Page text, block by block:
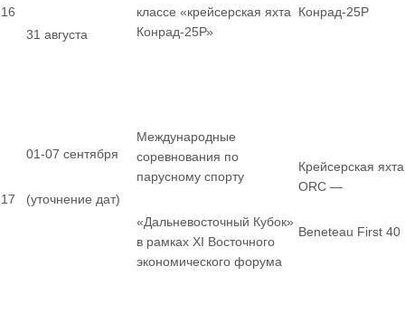
16
31 августа
классе «крейсерская яхта
Конрад-25Р»
Конрад-25Р
17
01-07 сентября
(уточнение дат)
Международные
соревнования по
парусному спорту
«Дальневосточный Кубок»
в рамках XI Восточного
экономического форума
Крейсерская яхта
ORC —
Beneteau First 40